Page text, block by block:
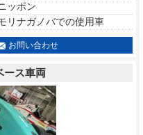
ッポン
リナガノバでの使用車
お問い合わせ
ース車両